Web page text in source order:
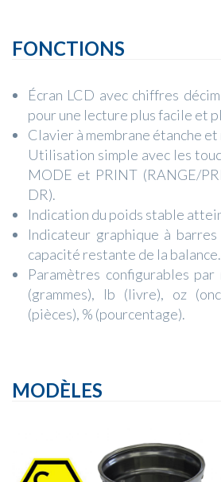
FONCTIONS
Écran LCD avec chiffres
pour une lecture plus facile et
Clavier à membrane étanche
Utilisation simple avec les
MODE et PRINT (RANGE/
DR).
Indication du poids stable
Indicateur graphique à
capacité restante de la balance.
Paramètres configurables
(grammes), lb (livre), oz
(pièces), % (pourcentage).
MODÈLES